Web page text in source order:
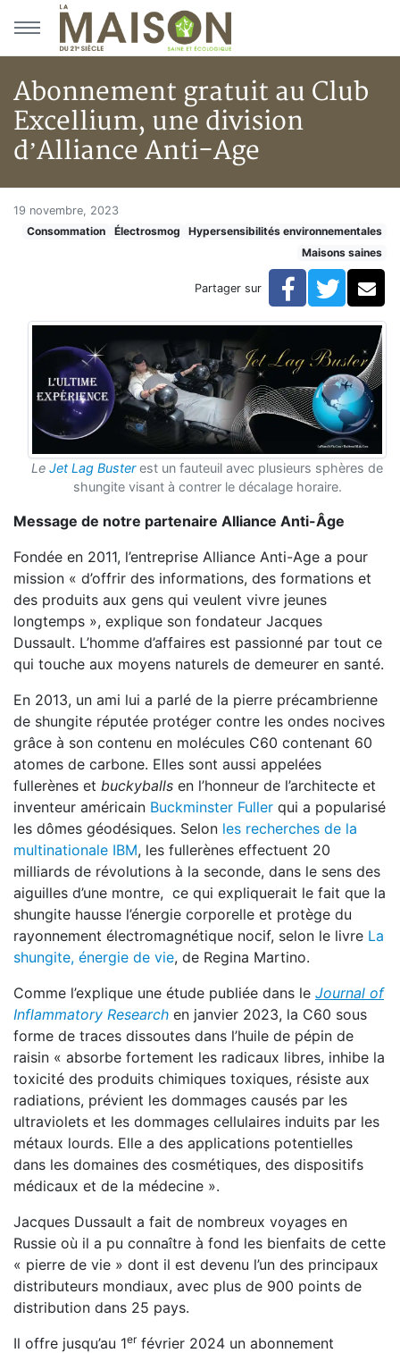
Aller au menu principal
Aller au contenu principal
Abonnement gratuit au Club
Excellium, une division
d’Alliance Anti-Age
Accueil
Articles
Hypersensibilités environnementales
Abonnement gratuit au Club Excellium, une division
Abonnement gratuit au Club
19 novembre, 2023
Consommation
Électrosmog
Hypersensibilités environnementales
Maisons saines
Partager sur Facebook
Le Jet Lag Busterest un fauteuil avec plusieurs sphères de
shungite visant à contrer le décalage horaire.
Message de notre partenaire Alliance Anti-Âge
Fondée en 2011, l’entreprise Alliance Anti-Age a pour
mission « d’offrir des informations, des formations et
des produits aux gens qui veulent vivre jeunes
longtemps », explique son fondateur Jacques
Dussault. L’homme d’affaires est passionné par tout ce
qui touche aux moyens naturels de demeurer en santé.
En 2013, un ami lui a parlé de la pierre précambrienne
de shungite réputée protéger contre les ondes nocives
grâce à son contenu en molécules C60 contenant 60
atomes de carbone. Elles sont aussi appelées
fullerènes et buckyballs en l’honneur de l’architecte et
inventeur américain Buckminster Fuller qui a popularisé
les dômes géodésiques. Selon les recherches de la
multinationale IBM, les fullerènes effectuent 20
milliards de révolutions à la seconde, dans le sens des
aiguilles d’une montre, ce qui expliquerait le fait que la
shungite hausse l’énergie corporelle et protège du
rayonnement électromagnétique nocif, selon le livre La
shungite, énergie de vie, de Regina Martino.
Comme l’explique une étude publiée dans le Journal of
Inflammatory Research en janvier 2023, la C60 sous
forme de traces dissoutes dans l’huile de pépin de
raisin « absorbe fortement les radicaux libres, inhibe la
toxicité des produits chimiques toxiques, résiste aux
radiations, prévient les dommages causés par les
ultraviolets et les dommages cellulaires induits par les
métaux lourds. Elle a des applications potentielles
dans les domaines des cosmétiques, des dispositifs
médicaux et de la médecine ».
Jacques Dussault a fait de nombreux voyages en
Russie où il a pu connaître à fond les bienfaits de cette
« pierre de vie » dont il est devenu l’un des principaux
distributeurs mondiaux, avec plus de 900 points de
distribution dans 25 pays.
Il offre jusqu’au 1erfévrier 2024 un abonnement